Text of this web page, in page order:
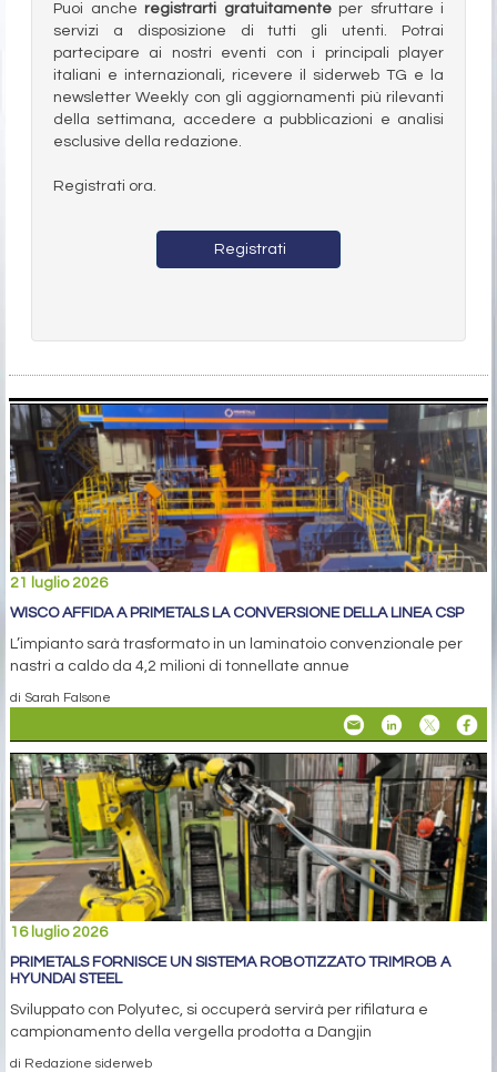
Puoi anche registrarti gratuitamenteper sfruttare i
servizi a disposizione di tutti gli utenti. Potrai
partecipare ai nostri eventi con i principali player
italiani e internazionali, ricevere il siderweb TG e la
newsletter Weekly con gli aggiornamenti più rilevanti
della settimana, accedere a pubblicazioni e analisi
esclusive della redazione.
Registrati ora.
Registrati
21 luglio 2026
WISCO AFFIDA A PRIMETALS LA CONVERSIONE DELLA LINEA CSP
L’impianto sarà trasformato in un laminatoio convenzionale per
nastri a caldo da 4,2 milioni di tonnellate annue
di Sarah Falsone
16 luglio 2026
PRIMETALS FORNISCE UN SISTEMA ROBOTIZZATO TRIMROB A
HYUNDAI STEEL
Sviluppato con Polyutec, si occuperà servirà per rifilatura e
campionamento della vergella prodotta a Dangjin
di Redazione siderweb